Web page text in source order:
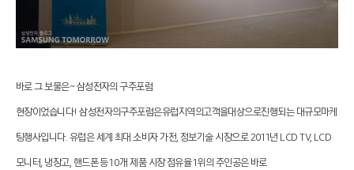
바로 그 보물은~ 삼성전자의 구주포럼
현장이었습니다!삼성전자의구주포럼은유럽지역의고객을대상으로진행되는 대규모마케
팅행사입니다.유럽은 세계 최대 소비자 가전, 정보기술 시장으로 2011년 LCD TV, LCD
모니터, 냉장고, 핸드폰 등 10개 제품 시장 점유율 1위의 주인공은 바로